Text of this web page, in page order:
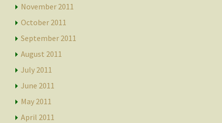
November 2011
October 2011
September 2011
August 2011
July 2011
June 2011
May 2011
April 2011